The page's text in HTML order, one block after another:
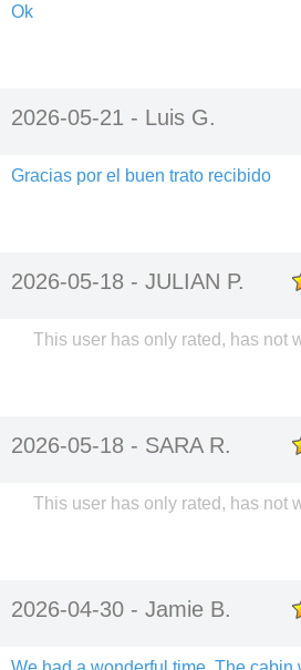
Ok
2026-05-21 - Luis G.
Gracias por el buen trato recibido
2026-05-18 - JULIAN P.
This user has only rated, has not
2026-05-18 - SARA R.
This user has only rated, has not
2026-04-30 - Jamie B.